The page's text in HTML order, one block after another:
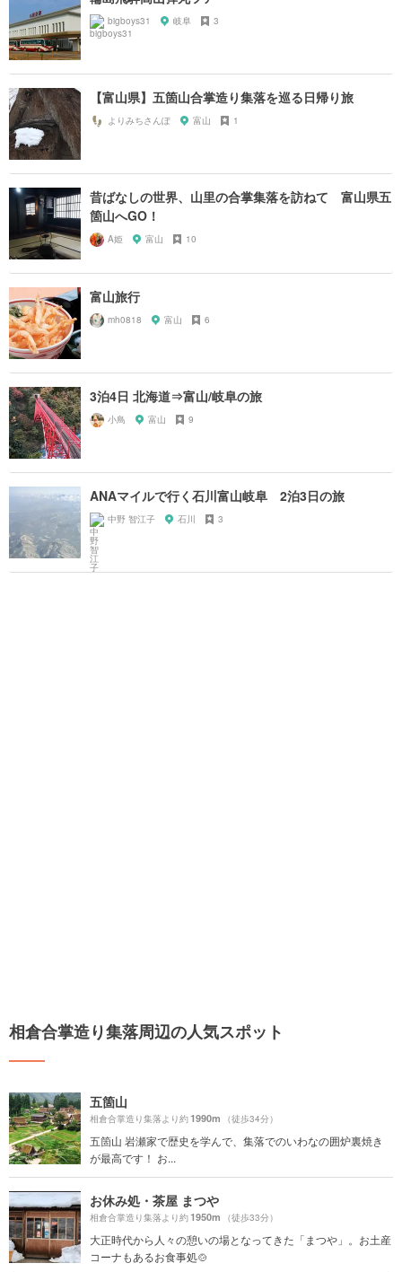
bigboys31 岐阜 3
【富山県】五箇山合掌造り集落を巡る日帰り旅
よりみちさんぽ 富山 1
昔ばなしの世界、山里の合掌集落を訪ねて 富山県五
箇山へGO！
A姫 富山 10
富山旅行
mh0818 富山 6
3泊4日 北海道⇒富山/岐阜の旅
小鳥 富山 9
ANAマイルで行く石川富山岐阜 2泊3日の旅
中野 智江子 石川 3
相倉合掌造り集落周辺の人気スポット
五箇山
相倉合掌造り集落より約1990m （徒歩34分）
五箇山 岩瀬家で歴史を学んで、集落でのいわなの囲炉裏焼き
が最高です！ お...
お休み処・茶屋 まつや
相倉合掌造り集落より約1950m （徒歩33分）
大正時代から人々の憩いの場となってきた「まつや」。お土産
コーナもあるお食事処🍲